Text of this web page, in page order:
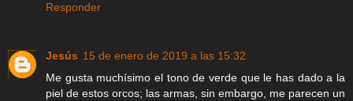
Responder
Jesús 15 de enero de 2019 a las 15:32
Me gusta muchísimo el tono de verde que le has dado a la
piel de estos orcos; las armas, sin embargo, me parecen un